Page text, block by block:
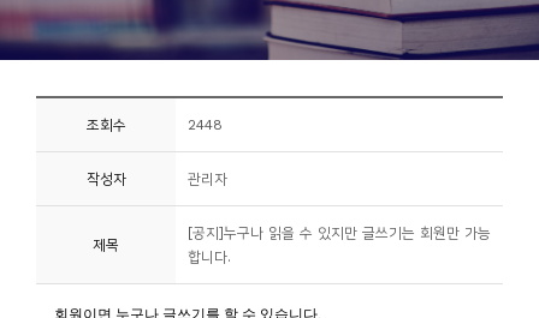
조회수 2448
작성자 관리자
제목
[공지]누구나 읽을 수 있지만 글쓰기는 회원만 가능
합니다.
공
지
사